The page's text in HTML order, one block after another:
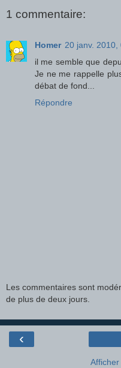
1 commentaire:
Homer 20 janv. 2010,
il me semble que
Je ne me rappelle
débat de fond...
Répondre
Les commentaires sont
de plus de deux jours.
‹